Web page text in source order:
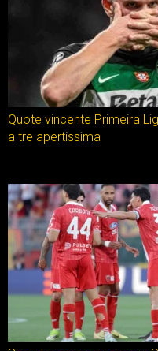
Quote vincente Primeira
a tre apertissima